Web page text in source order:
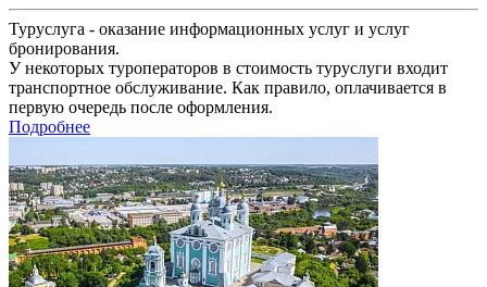
Туруслуга - оказание информационных услуг и услуг
бронирования.
У некоторых туроператоров в стоимость туруслуги входит
транспортное обслуживание. Как правило, оплачивается в
первую очередь после оформления.
Подробнее